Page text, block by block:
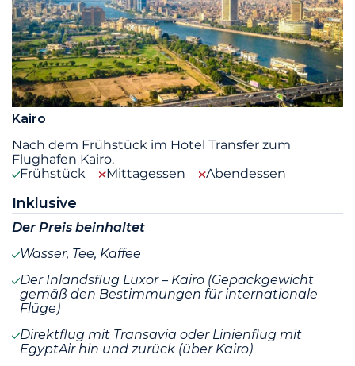
Kairo
Nach dem Frühstück im Hotel Transfer zum
Flughafen Kairo.
Frühstück
Mittagessen Abendessen
Inklusive
Der Preis beinhaltet
Wasser, Tee, Kaffee
Der Inlandsflug Luxor – Kairo (Gepäckgewicht
gemäß den Bestimmungen für internationale
Flüge)
Direktflug mit Transavia oder Linienflug mit
EgyptAir hin und zurück (über Kairo)